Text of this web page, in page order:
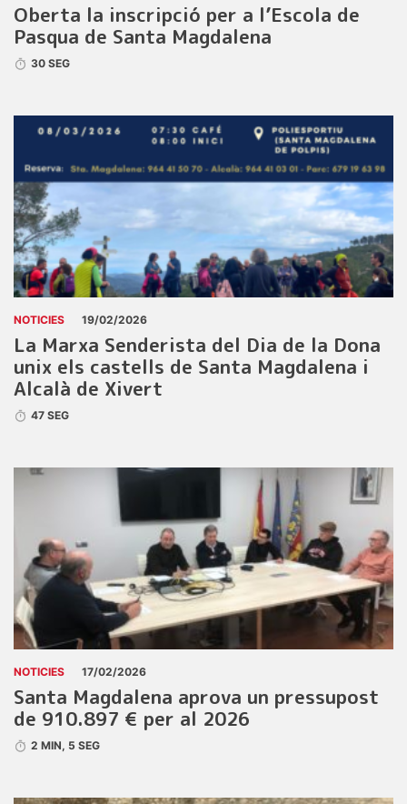
Oberta la inscripció per a l’Escola de
Pasqua de Santa Magdalena
30 SEG
NOTICIES 19/02/2026
La Marxa Senderista del Dia de la Dona
unix els castells de Santa Magdalena i
Alcalà de Xivert
47 SEG
NOTICIES 17/02/2026
Santa Magdalena aprova un pressupost
de 910.897 € per al 2026
2 MIN, 5 SEG